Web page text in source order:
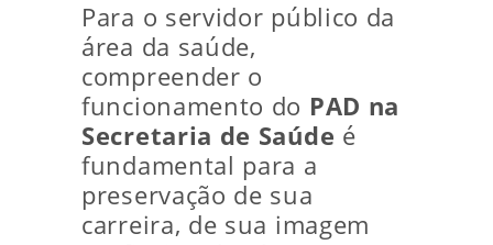
Para o servidor público da
área da saúde,
compreender o
funcionamento do PAD na
Secretaria de Saúde é
fundamental para a
preservação de sua
carreira, de sua imagem